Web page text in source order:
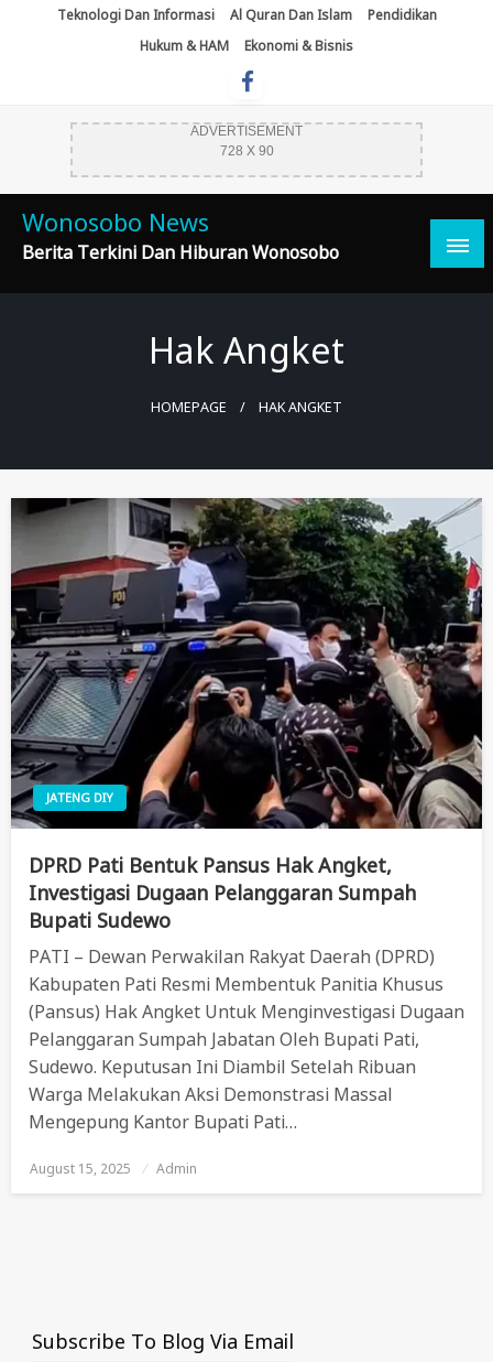
Teknologi Dan Informasi Al Quran Dan Islam
Pendidikan
Hukum & HAM
Ekonomi & Bisnis
ADVERTISEMENT
728 X 90
Wonosobo News
Berita Terkini Dan Hiburan Wonosobo
Hak Angket
HOMEPAGE HAK ANGKET
JATENG DIY
DPRD Pati Bentuk Pansus Hak Angket,
Investigasi Dugaan Pelanggaran Sumpah
Bupati Sudewo
PATI – Dewan Perwakilan Rakyat Daerah (DPRD)
Kabupaten Pati Resmi Membentuk Panitia Khusus
(Pansus) Hak Angket Untuk Menginvestigasi Dugaan
Pelanggaran Sumpah Jabatan Oleh Bupati Pati,
Sudewo. Keputusan Ini Diambil Setelah Ribuan
Warga Melakukan Aksi Demonstrasi Massal
Mengepung Kantor Bupati Pati…
Posted
On
August 15, 2025 Admin
Subscribe To Blog Via Email